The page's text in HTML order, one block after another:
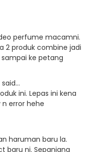
perfume macamni.
2 produk combine jadi
sampai ke petang
said…
ini. Lepas ini kena
error hehe
haruman baru la.
baru ni. Sepanjang